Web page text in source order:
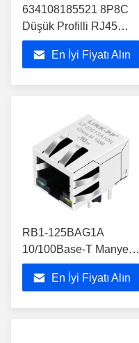
634108185521 8P8C
Düşük Profilli RJ45
Konnektör CAT 3 SMT
Modüler JakEn İyi Fiyatı Alın
RB1-125BAG1A
10/100Base-T Manyetik
RJ45 Konnektör,
Transformatörlü
En İyi Fiyatı Alın